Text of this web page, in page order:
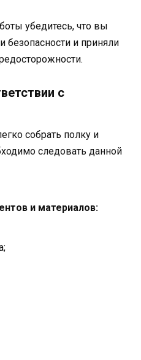
убедитесь, что вы
безопасности и приняли
с
собрать полку и
следовать данной
и материалов: